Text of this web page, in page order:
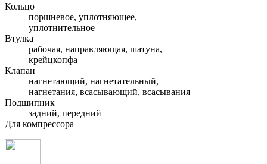
Кольцо
поршневое, уплотняющее,
уплотнительное
Втулка
рабочая, направляющая, шатуна,
крейцкопфа
Клапан
нагнетающий, нагнетательный,
нагнетания, всасывающий, всасывания
Подшипник
задний, передний
Для компрессора